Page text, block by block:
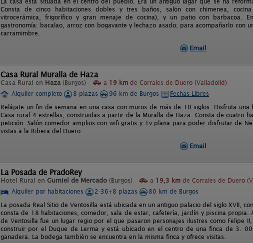
Consta de cinco habitaciones dobles y tres baños, salón con chimenea, cocina
vitrocerámica, frigorífico y gran menaje de cocina), y un patio con barbacoa.
gastronomía: bacalao, arroz con bogavante y lechazo asado; para acompañarlo con
carramimbre.
Email
Casa Rural Muralla de Haza
Casa Rural en Haza (Burgos) a 19 km de Corrales de Duero (Valladolid)
Alquiler completo
8 plazas 96 km de Burgos
Fechas Libres
Relájate un fin de semana en una casa con muros de más de 10 siglos. Disfruta una
Casa rural 4 estrellas, construidas a partir de la Muralla de Haza. Consta de cuatro
petición. Salón comedor amplios con wifi gratis y Tv plana para poder disfrutar de
vistas a la Ribera del Duero.
Email
La Posada de PradoRey
Hotel Rural en Gumiel de Mercado (Burgos) a 19,3 km de Corrales de Duero
Alquiler por habitaciones
2-36+8 plazas
80 km de Burgos
La posada Real Sitio de Ventosilla está ubicada en un antiguo palacio del siglo XVII,
consta de 18 habitaciones, comedor, sala de estar, cafetería, jardín y piscina propia.
de Ventosilla fue un lugar regio por el que pasaron personajes ilustres como Felipe
construir por el Duque de Lerma y está ubicado en el centro de una finca de 3.
ganadera. La bodega también se encuentra en la misma finca y ofrece visitas.